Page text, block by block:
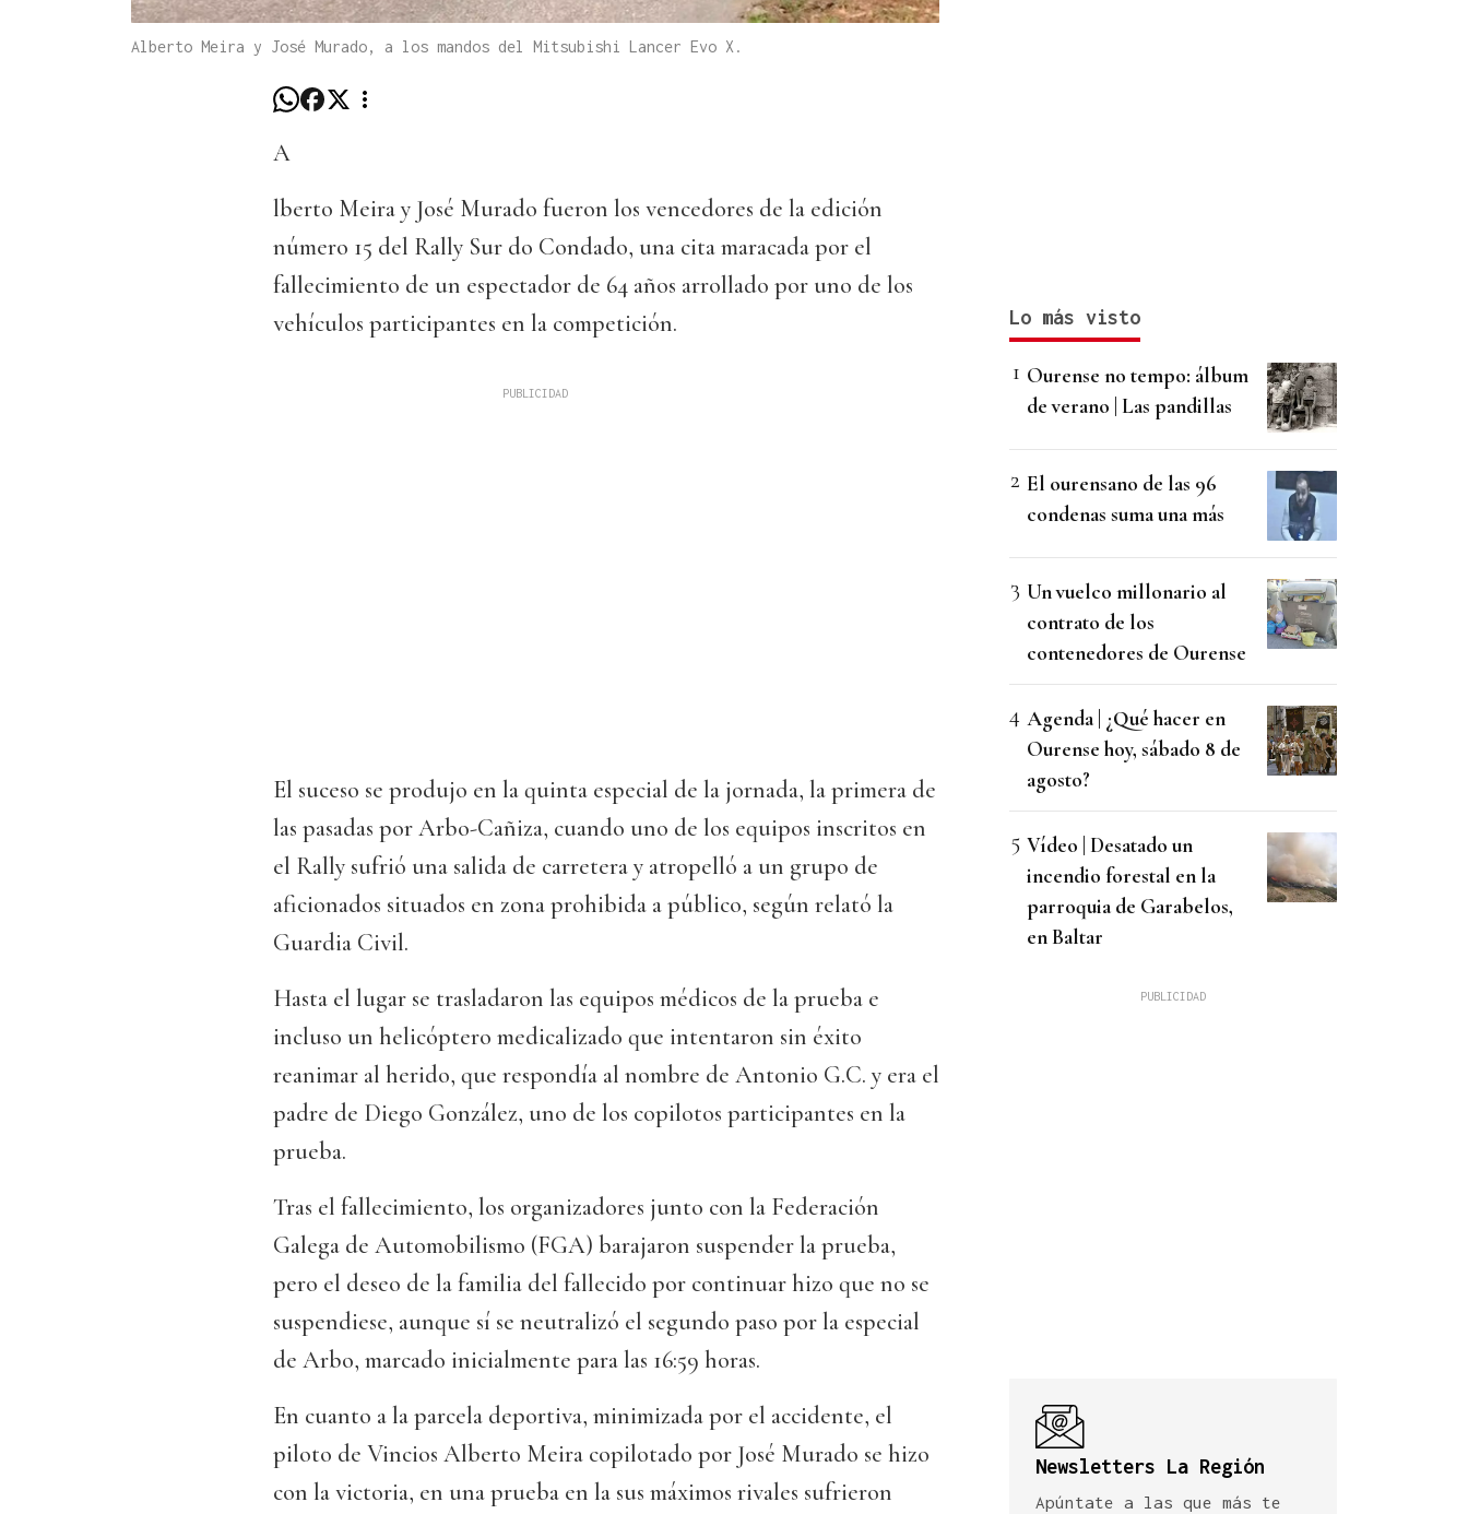
Alberto Meira y José Murado, a los mandos del Mitsubishi Lancer Evo X.
A
lberto Meira y José Murado fueron los vencedores de la edición
número 15 del Rally Sur do Condado, una cita maracada por el
fallecimiento de un espectador de 64 años arrollado por uno de los
vehículos participantes en la competición.
El suceso se produjo en la quinta especial de la jornada, la primera de
las pasadas por Arbo-Cañiza, cuando uno de los equipos inscritos en
el Rally sufrió una salida de carretera y atropelló a un grupo de
aficionados situados en zona prohibida a público, según relató la
Guardia Civil.
Hasta el lugar se trasladaron las equipos médicos de la prueba e
incluso un helicóptero medicalizado que intentaron sin éxito
reanimar al herido, que respondía al nombre de Antonio G.C. y era el
padre de Diego González, uno de los copilotos participantes en la
prueba.
Tras el fallecimiento, los organizadores junto con la Federación
Galega de Automobilismo (FGA) barajaron suspender la prueba,
pero el deseo de la familia del fallecido por continuar hizo que no se
suspendiese, aunque sí se neutralizó el segundo paso por la especial
de Arbo, marcado inicialmente para las 16:59 horas.
En cuanto a la parcela deportiva, minimizada por el accidente, el
piloto de Vincios Alberto Meira copilotado por José Murado se hizo
con la victoria, en una prueba en la sus máximos rivales sufrieron
Lo más visto
Ourense no tempo: álbum
de verano | Las pandillas
El ourensano de las 96
condenas suma una más
Un vuelco millonario al
contrato de los
contenedores de Ourense
Agenda | ¿Qué hacer en
Ourense hoy, sábado 8 de
agosto?
Vídeo | Desatado un
incendio forestal en la
parroquia de Garabelos,
en Baltar
Newsletters La Región
Apúntate a las que más te